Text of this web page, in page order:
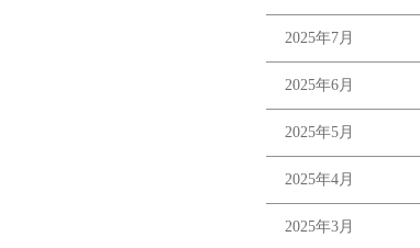
2025年7月
2025年6月
2025年5月
2025年4月
2025年3月